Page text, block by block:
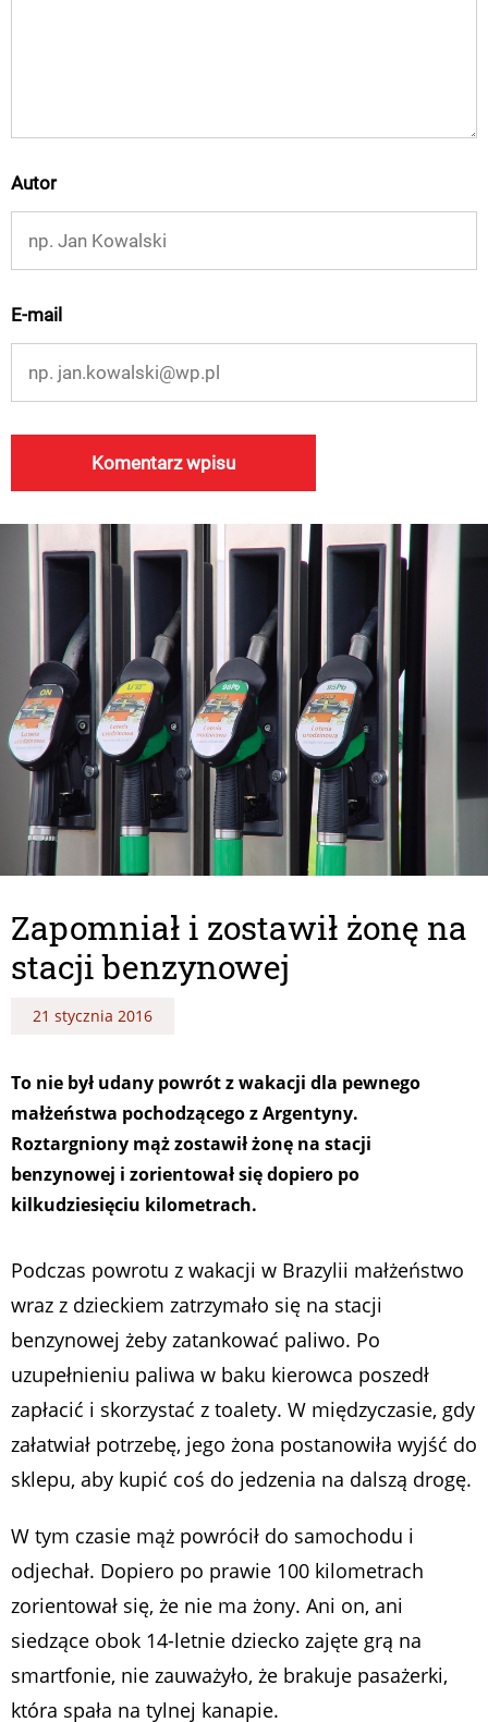
Autor
E-mail
Zapomniał i zostawił żonę na
stacji benzynowej
21 stycznia 2016
To nie był udany powrót z wakacji dla pewnego
małżeństwa pochodzącego z Argentyny.
Roztargniony mąż zostawił żonę na stacji
benzynowej i zorientował się dopiero po
kilkudziesięciu kilometrach.
Podczas powrotu z wakacji w Brazylii małżeństwo
wraz z dzieckiem zatrzymało się na stacji
benzynowej żeby zatankować paliwo. Po
uzupełnieniu paliwa w baku kierowca poszedł
zapłacić i skorzystać z toalety. W międzyczasie, gdy
załatwiał potrzebę, jego żona postanowiła wyjść do
sklepu, aby kupić coś do jedzenia na dalszą drogę.
W tym czasie mąż powrócił do samochodu i
odjechał. Dopiero po prawie 100 kilometrach
zorientował się, że nie ma żony. Ani on, ani
siedzące obok 14-letnie dziecko zajęte grą na
smartfonie, nie zauważyło, że brakuje pasażerki,
która spała na tylnej kanapie.